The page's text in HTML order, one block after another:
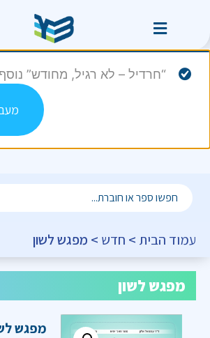
“חרדיל – לא רגיל, מחודש”
עמוד הבית > חדש > מפגש לשון
מפגש לשון
מפגש